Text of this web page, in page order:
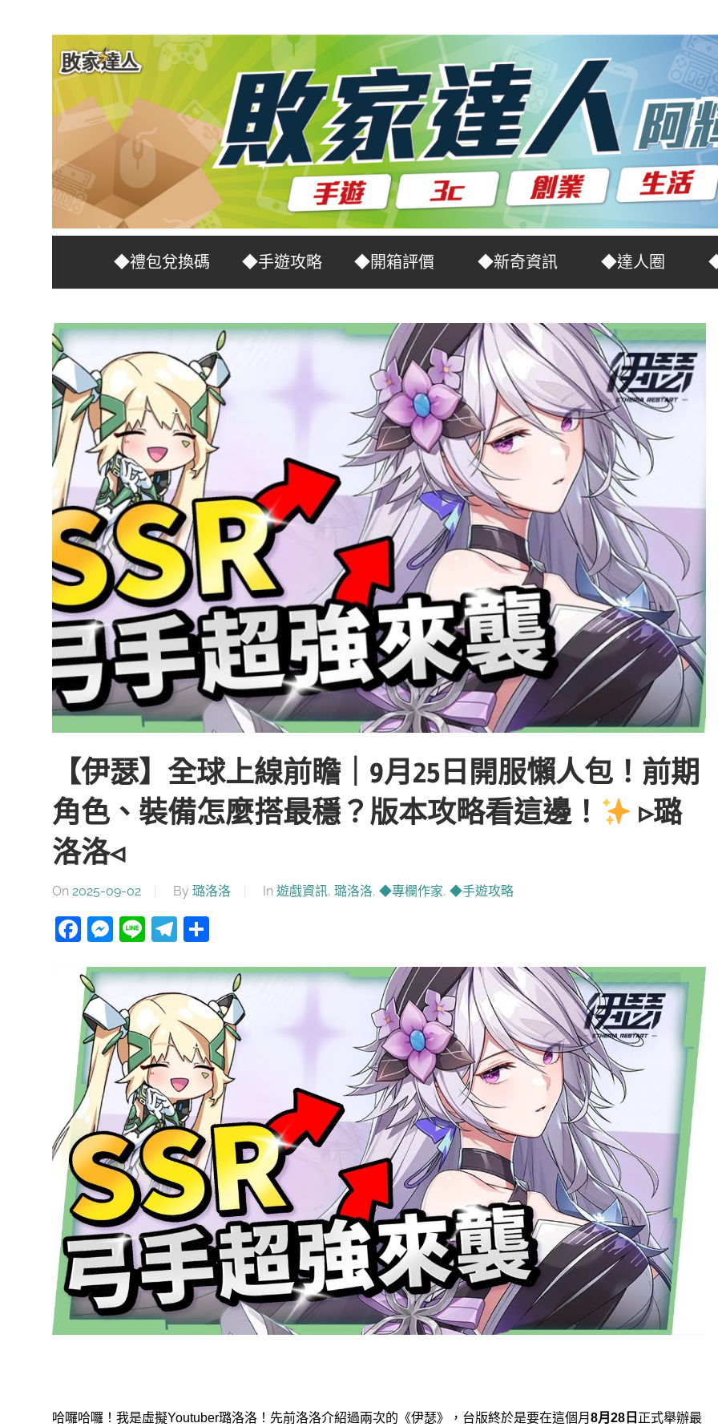
家
達
人
推
薦
No.1
戲
科
技
自
媒
體。
◆禮包兌換碼 ◆手遊攻略 ◆開箱評價 ◆新奇資訊 ◆達人圈
【伊瑟】全球上線前瞻｜9月25日開服懶人包！前期
角色、裝備怎麼搭最穩？版本攻略看這邊！
▹璐
洛洛◃
On 2025-09-02 By 璐洛洛 In 遊戲資訊, 璐洛洛, ◆專欄作家, ◆手遊攻略
Facebook
Messenger
LineTelegram
分
哈囉哈囉！我是虛擬Youtuber璐洛洛！ 先前洛洛介紹過兩次的《伊瑟》， 台版終於是要在這個月 8月 28日 正式舉辦最